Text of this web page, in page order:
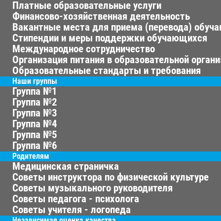
Платные образовательные услуги
Финансово-хозяйственная деятельность
Вакантные места для приема (перевода)
Стипендии и меры поддержки обучающихся
Международное сотрудничество
Организация питания в образовательной
Образовательные стандарты и требования
Наши группы
Группа №1
Группа №2
Группа №3
Группа №4
Группа №5
Группа №6
Родителям
Медицинская страничка
Советы инструктора по физической культуре
Советы музыкального руководителя
Советы педагога - психолога
Советы учителя - логопеда